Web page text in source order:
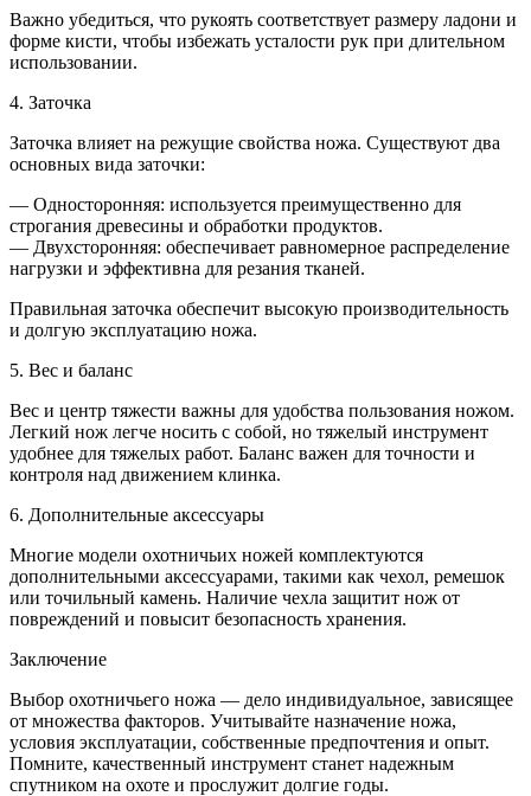
Важно убедиться, что рукоять соответствует размеру ладони и
форме кисти, чтобы избежать усталости рук при длительном
использовании.
4. Заточка
Заточка влияет на режущие свойства ножа. Существуют два
основных вида заточки:
— Односторонняя: используется преимущественно для
строгания древесины и обработки продуктов.
— Двухсторонняя: обеспечивает равномерное распределение
нагрузки и эффективна для резания тканей.
Правильная заточка обеспечит высокую производительность
и долгую эксплуатацию ножа.
5. Вес и баланс
Вес и центр тяжести важны для удобства пользования ножом.
Легкий нож легче носить с собой, но тяжелый инструмент
удобнее для тяжелых работ. Баланс важен для точности и
контроля над движением клинка.
6. Дополнительные аксессуары
Многие модели охотничьих ножей комплектуются
дополнительными аксессуарами, такими как чехол, ремешок
или точильный камень. Наличие чехла защитит нож от
повреждений и повысит безопасность хранения.
Заключение
Выбор охотничьего ножа — дело индивидуальное, зависящее
от множества факторов. Учитывайте назначение ножа,
условия эксплуатации, собственные предпочтения и опыт.
Помните, качественный инструмент станет надежным
спутником на охоте и прослужит долгие годы.